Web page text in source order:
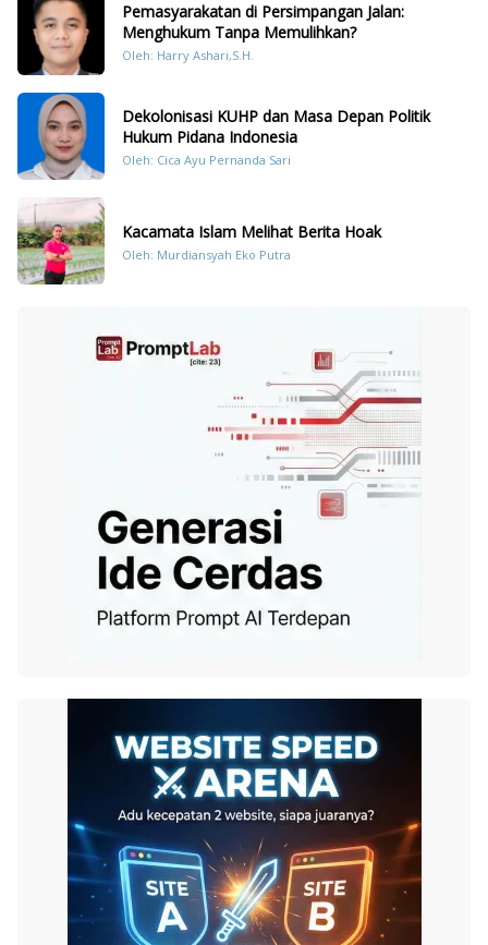
Pemasyarakatan di Persimpangan Jalan:
Menghukum Tanpa Memulihkan?
Oleh: Harry Ashari,S.H.
Dekolonisasi KUHP dan Masa Depan Politik
Hukum Pidana Indonesia
Oleh: Cica Ayu Pernanda Sari
Kacamata Islam Melihat Berita Hoak
Oleh: Murdiansyah Eko Putra